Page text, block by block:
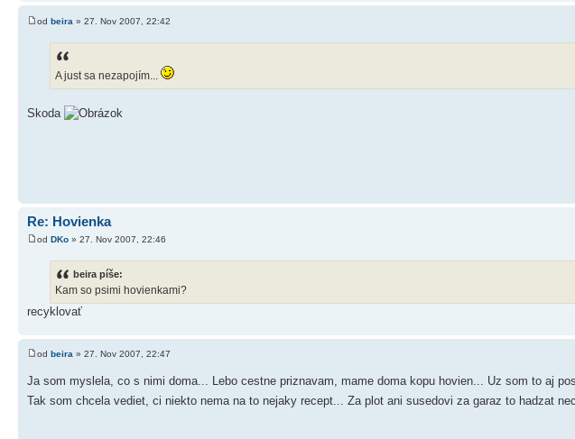
od beira » 27. Nov 2007, 22:42
A just sa nezapojím...
Skoda
Re: Hovienka
od DKo » 27. Nov 2007, 22:46
beira píše:
Kam so psimi hovienkami?
recyklovať
od beira » 27. Nov 2007, 22:47
Ja som myslela, co s nimi doma... Lebo cestne priznavam, mame doma kopu hovien... Uz som to aj
Tak som chcela vediet, ci niekto nema na to nejaky recept... Za plot ani susedovi za garaz to hadzat